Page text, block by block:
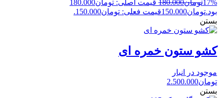
17%تومان180.000
قیمت اصلی: تومان180.000
بود.تومان150.000قیمت فعلی: تومان150.000.
بستن
کشو ستون خمره ای
موجود در انبار
تومان2.500.000
بستن